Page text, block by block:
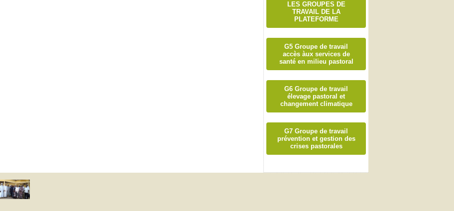
LES GROUPES DE
TRAVAIL DE LA
PLATEFORME
G5 Groupe de travail
accès àux services de
santé en milieu pastoral
G6 Groupe de travail
élevage pastoral et
changement climatique
G7 Groupe de travail
prévention et gestion des
crises pastorales